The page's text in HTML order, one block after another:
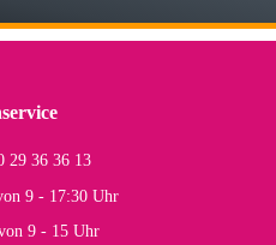
muss sich noch in den
29 36 36 13
9 - 17:30 Uhr
9 - 15 Uhr